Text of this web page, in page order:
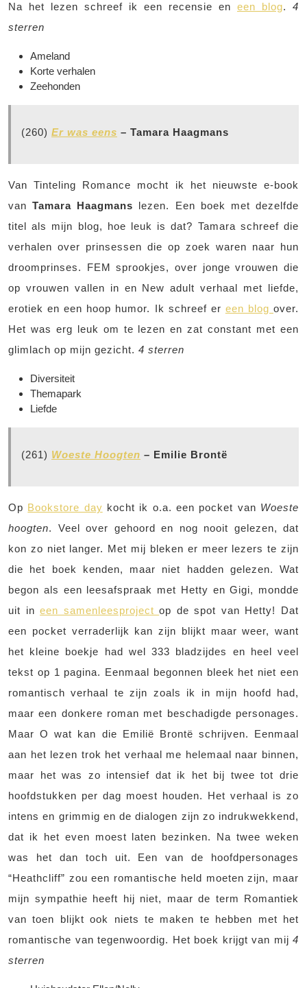
Na het lezen schreef ik een recensie en een blog.
4
sterren
Ameland
Korte verhalen
Zeehonden
(260) Er was eens – Tamara Haagmans
Van Tinteling Romance mocht ik het nieuwste e-book
vanTamara Haagmans lezen. Een boek met dezelfde
titel als mijn blog, hoe leuk is dat? Tamara schreef die
verhalen over prinsessen die op zoek waren naar hun
droomprinses. FEM sprookjes, over jonge vrouwen die
op vrouwen vallen in en New adult verhaal met liefde,
erotiek en een hoop humor. Ik schreef er een blogover.
Het was erg leuk om te lezen en zat constant met een
glimlach op mijn gezicht. 4 sterren
Diversiteit
Themapark
Liefde
(261) Woeste Hoogten – Emilie Brontë
Op Bookstore day kocht ik o.a. een pocket van Woeste
hoogten. Veel over gehoord en nog nooit gelezen, dat
kon zo niet langer. Met mij bleken er meer lezers te zijn
die het boek kenden, maar niet hadden gelezen. Wat
begon als een leesafspraak met Hetty en Gigi, mondde
uit ineen samenleesprojectop de spot van Hetty! Dat
een pocket verraderlijk kan zijn blijkt maar weer, want
het kleine boekje had wel 333 bladzijdes en heel veel
tekst op 1 pagina. Eenmaal begonnen bleek het niet een
romantisch verhaal te zijn zoals ik in mijn hoofd had,
maar een donkere roman met beschadigde personages.
Maar O wat kan die Emilië Brontë schrijven. Eenmaal
aan het lezen trok het verhaal me helemaal naar binnen,
maar het was zo intensief dat ik het bij twee tot drie
hoofdstukken per dag moest houden. Het verhaal is zo
intens en grimmig en de dialogen zijn zo indrukwekkend,
dat ik het even moest laten bezinken. Na twee weken
was het dan toch uit. Een van de hoofdpersonages
“Heathcliff” zou een romantische held moeten zijn, maar
mijn sympathie heeft hij niet, maar de term Romantiek
van toen blijkt ook niets te maken te hebben met het
romantische van tegenwoordig. Het boek krijgt van mij 4
sterren